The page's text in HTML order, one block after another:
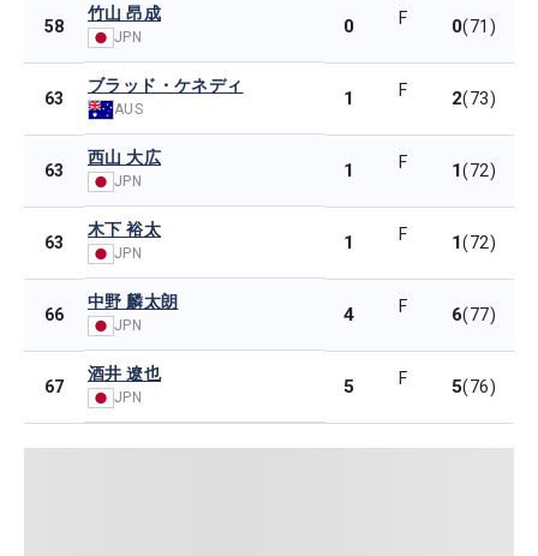
58
竹山 昂成
JPN 0 F 0(71)
63
ブラッド・ケネディ
AUS 1 F 2(73)
63
西山 大広
JPN 1 F 1(72)
63
木下 裕太
JPN 1 F 1(72)
66
中野 麟太朗
JPN 4 F 6(77)
67
酒井 遼也
JPN 5 F 5(76)